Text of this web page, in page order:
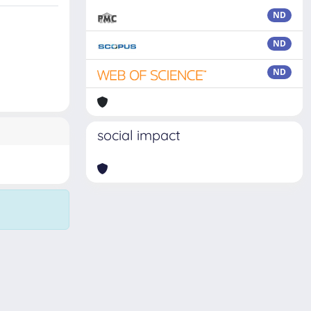
ND
ND
ND
social impact